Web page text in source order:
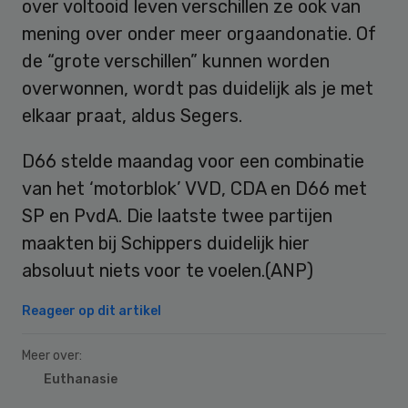
over voltooid leven verschillen ze ook van
mening over onder meer orgaandonatie. Of
de “grote verschillen” kunnen worden
overwonnen, wordt pas duidelijk als je met
elkaar praat, aldus Segers.
D66 stelde maandag voor een combinatie
van het ‘motorblok’ VVD, CDA en D66 met
SP en PvdA. Die laatste twee partijen
maakten bij Schippers duidelijk hier
absoluut niets voor te voelen.(ANP)
Reageer op dit artikel
Meer over:
Euthanasie